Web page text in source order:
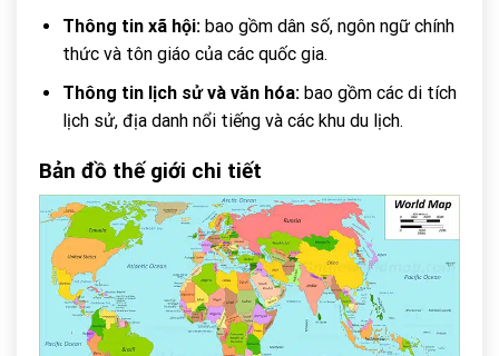
Thông tin xã hội:bao gồm dân số, ngôn ngữ chính
thức và tôn giáo của các quốc gia.
Thông tin lịch sử và văn hóa:bao gồm các di tích
lịch sử, địa danh nổi tiếng và các khu du lịch.
Bản đồ thế giới chi tiết